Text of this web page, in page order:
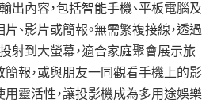
出內容，包括智能手機、平板電腦及
、影片或簡報。無需繁複接線，透過
射到大螢幕，適合家庭聚會展示旅
簡報，或與朋友一同觀看手機上的影
用靈活性，讓投影機成為多用途娛樂